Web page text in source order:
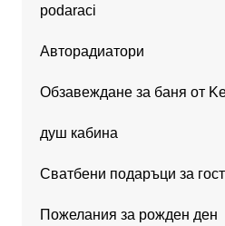
podaraci
Авторадиатори
Обзавеждане за баня от
душ кабина
Сватбени подаръци за
Пожелания за рожден ден